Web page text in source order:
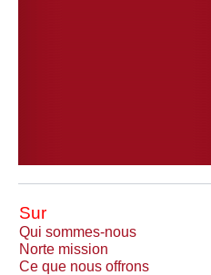
Sur
Qui sommes-nous
Norte mission
Ce que nous offrons